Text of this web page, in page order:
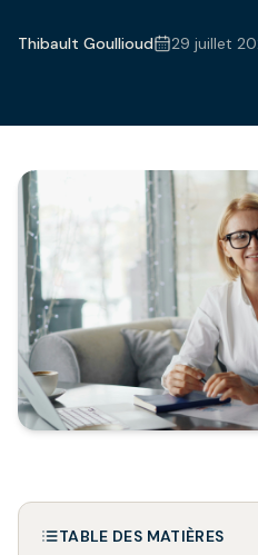
Thibault Goullioud 29 juillet
TABLE DES MATIÈRES